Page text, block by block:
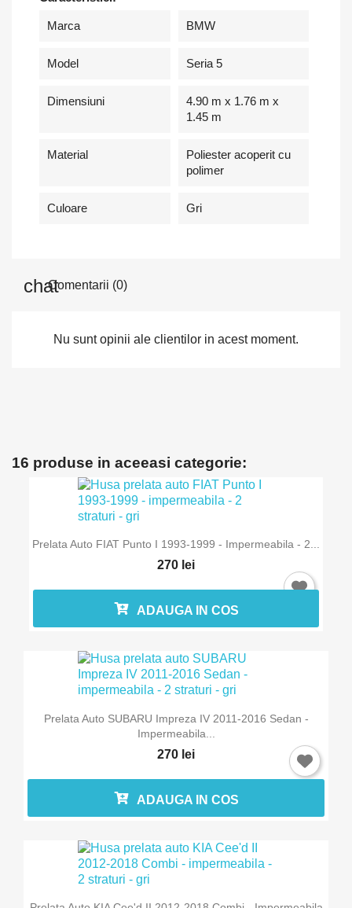
Marca BMW
Model Seria 5
Dimensiuni
4.90 m x 1.76 m x
1.45 m
Material
Poliester acoperit cu
polimer
Culoare Gri
Comentarii (0)
Nu sunt opinii ale clientilor in acest moment.
16 produse in aceeasi categorie:
Prelata Auto FIAT Punto I 1993-1999 - Impermeabila - 2...
270 lei
ADAUGA IN COS
Prelata Auto SUBARU Impreza IV 2011-2016 Sedan -
Impermeabila...
270 lei
ADAUGA IN COS